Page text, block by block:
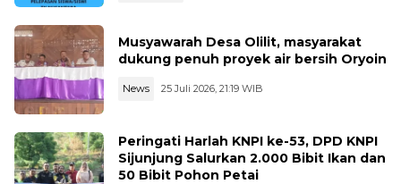
Musyawarah Desa Olilit, masyarakat
dukung penuh proyek air bersih Oryoin
News 25 Juli 2026, 21:19 WIB
Peringati Harlah KNPI ke-53, DPD KNPI
Sijunjung Salurkan 2.000 Bibit Ikan dan
50 Bibit Pohon Petai